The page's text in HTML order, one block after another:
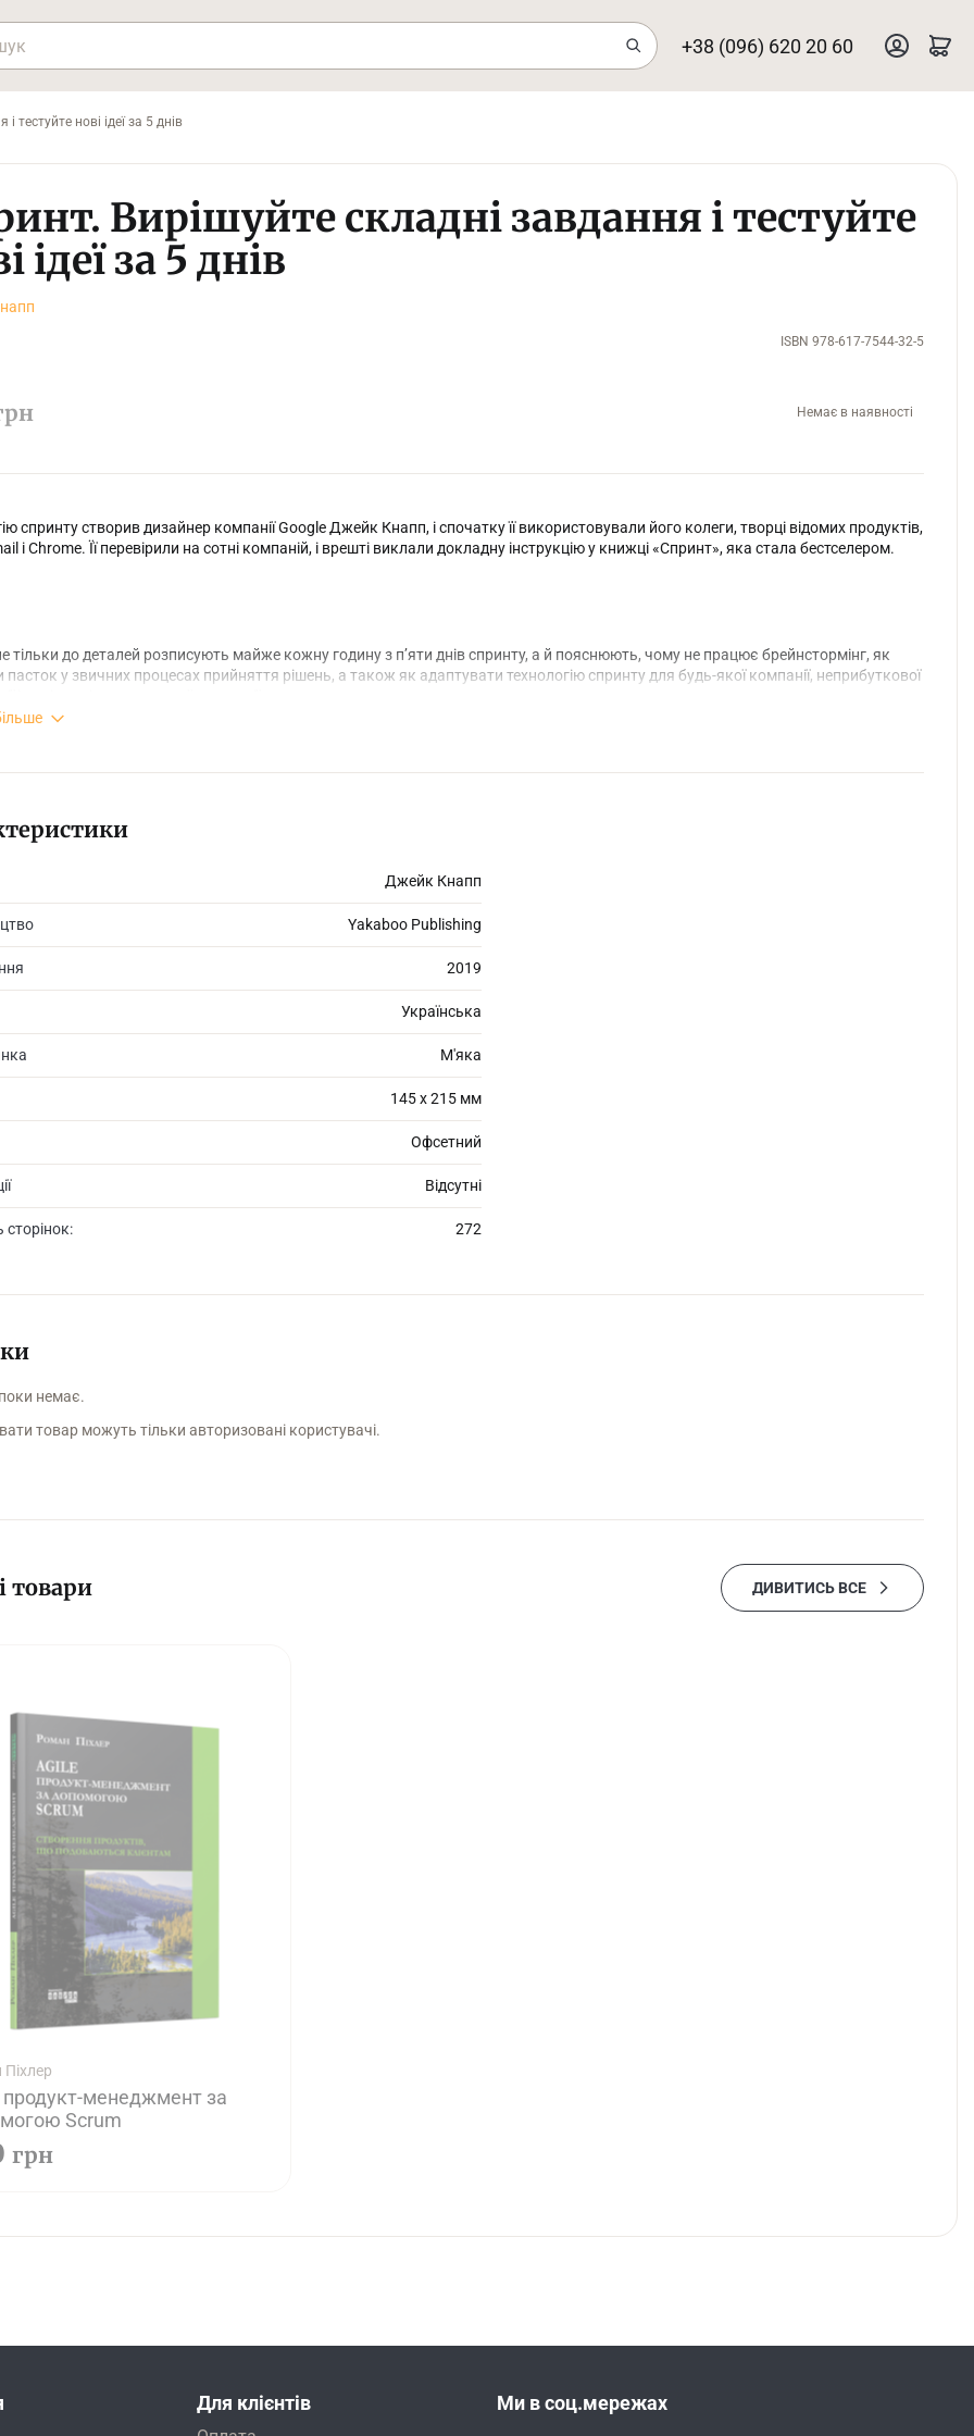
+38 (096) 620 20 60
тестуйте нові ідеї за 5 днів
Вирішуйте складні завдання і тестуйте
ідеї за 5 днів
ISBN 978-617-7544-32-5
Немає в наявності
спринту створив дизайнер компанії Google Джейк Кнапп, і спочатку її використовували його колеги, творці відомих продуктів,
i Chrome. Її перевірили на сотні компаній, і врешті виклали докладну інструкцію у книжці «Спринт», яка стала бестселером.
тільки до деталей розписують майже кожну годину з п’яти днів спринту, а й пояснюють, чому не працює брейнстормінг, як
пасток у звичних процесах прийняття рішень, а також як адаптувати технологію спринту для будь-якої компанії, неприбуткової
Джейк Кнапп
Yakaboo Publishing
2019
Українська
М'яка
145 х 215 мм
Офсетний
Відсутні
сторінок: 272
поки немає.
товар можуть тільки авторизовані користувачі.
товари ДИВИТИСЬ ВСЕ
продукт-менеджмент за
Scrum
грн
Для клієнтів Ми в соц.мережах